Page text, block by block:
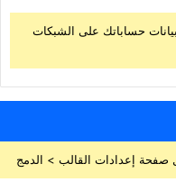
حساباتك على الشبكات